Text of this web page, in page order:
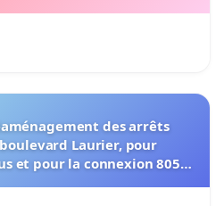
des arrêts
Laurier, pour
et pour la connexion 805-